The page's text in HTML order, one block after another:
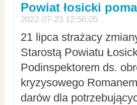
Powiat łosicki
2022-07-23 12:56:05
21 lipca strażacy
Starostą Powiatu
Podinspektorem ds.
kryzysowego
darów dla